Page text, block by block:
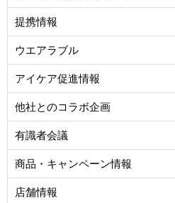
提携情報
ウエアラブル
アイケア促進情報
他社とのコラボ企画
有識者会議
商品・キャンペーン情報
店舗情報